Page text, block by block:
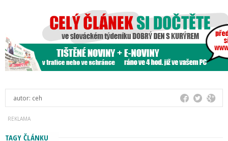
autor: ceh
TAGY ČLÁNKU